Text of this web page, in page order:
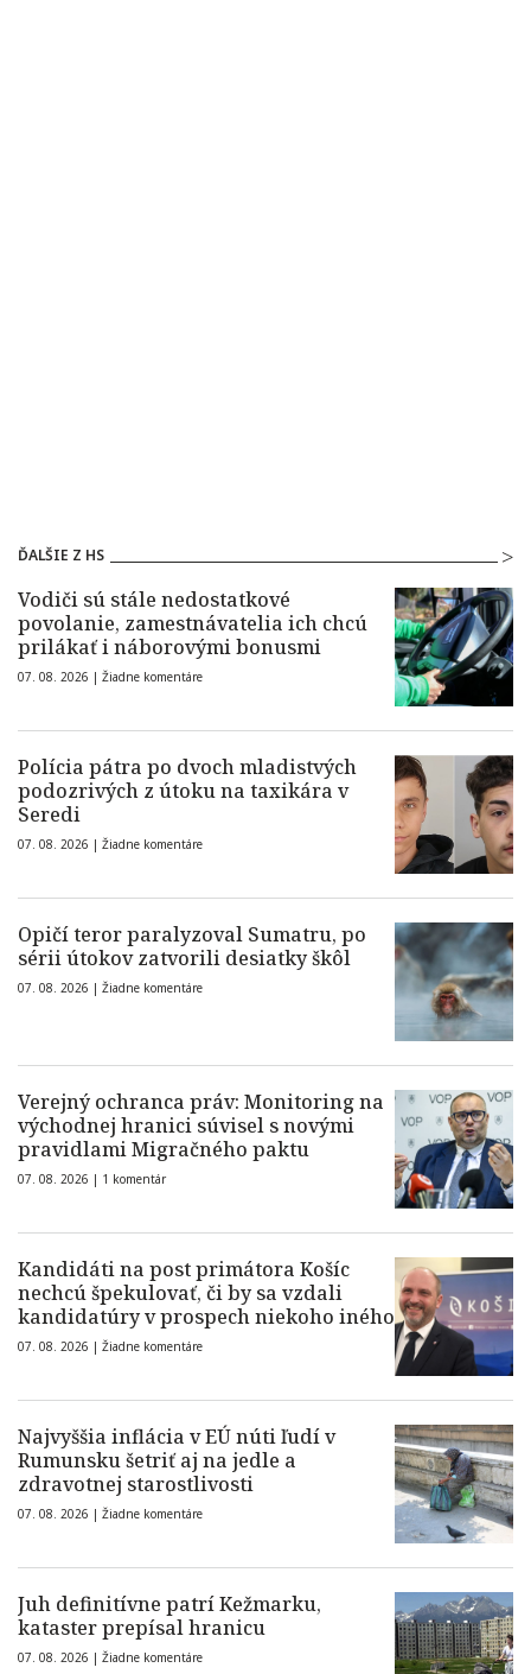
ĎALŠIE Z HS
Vodiči sú stále nedostatkové
povolanie, zamestnávatelia ich chcú
prilákať i náborovými bonusmi
07. 08. 2026 | Žiadne komentáre
Polícia pátra po dvoch mladistvých
podozrivých z útoku na taxikára v
Seredi
07. 08. 2026 | Žiadne komentáre
Opičí teror paralyzoval Sumatru, po
sérii útokov zatvorili desiatky škôl
07. 08. 2026 | Žiadne komentáre
Verejný ochranca práv: Monitoring na
východnej hranici súvisel s novými
pravidlami Migračného paktu
07. 08. 2026 | 1 komentár
Kandidáti na post primátora Košíc
nechcú špekulovať, či by sa vzdali
kandidatúry v prospech niekoho iného
07. 08. 2026 | Žiadne komentáre
Najvyššia inflácia v EÚ núti ľudí v
Rumunsku šetriť aj na jedle a
zdravotnej starostlivosti
07. 08. 2026 | Žiadne komentáre
Juh definitívne patrí Kežmarku,
kataster prepísal hranicu
07. 08. 2026 | Žiadne komentáre